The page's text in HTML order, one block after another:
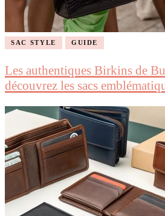
SAC STYLE GUIDE
Les authentiques Birkins de
découvrez les sacs